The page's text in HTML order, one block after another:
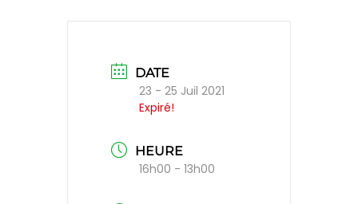
DATE
23 - 25 Juil 2021
Expiré!
HEURE
16h00 - 13h00